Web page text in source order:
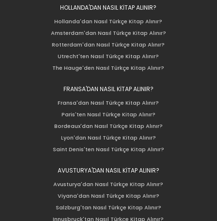
HOLLANDA'DAN NASIL KİTAP ALINIR?
Hollanda'dan Nasıl Türkçe Kitap Alınır?
Amsterdam'dan Nasıl Türkçe Kitap Alınır?
Rotterdam'dan Nasıl Türkçe Kitap Alınır?
Utrecht'ten Nasıl Türkçe Kitap Alınır?
The Hauge'den Nasıl Türkçe Kitap Alınır?
FRANSA'DAN NASIL KİTAP ALINIR?
Fransa'dan Nasıl Türkçe Kitap Alınır?
Paris'ten Nasıl Türkçe Kitap Alınır?
Bordeaux'dan Nasıl Türkçe Kitap Alınır?
Lyon'dan Nasıl Türkçe Kitap Alınır?
Saint Denis'ten Nasıl Türkçe Kitap Alınır?
AVUSTURYA'DAN NASIL KİTAP ALINIR?
Avusturya'dan Nasıl Türkçe Kitap Alınır?
Viyana'dan Nasıl Türkçe Kitap Alınır?
Salzburg'tan Nasıl Türkçe Kitap Alınır?
Innusbruck'tan Nasıl Türkçe Kitap Alınır?